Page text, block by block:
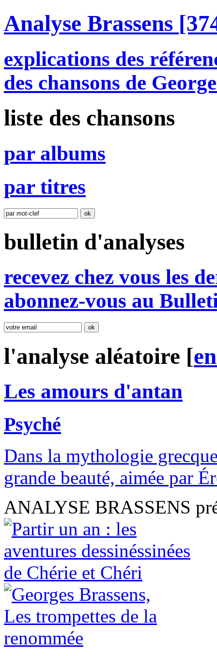
Analyse Brassens
explications des
des chansons de
liste des chansons
par albums
par titres
bulletin d'analyses
recevez chez vous les
abonnez-vous au
l'analyse aléatoire [
Les amours d'antan
Psyché
Dans la mythologie
grande beauté, aimée par
ANALYSE BRASSENS